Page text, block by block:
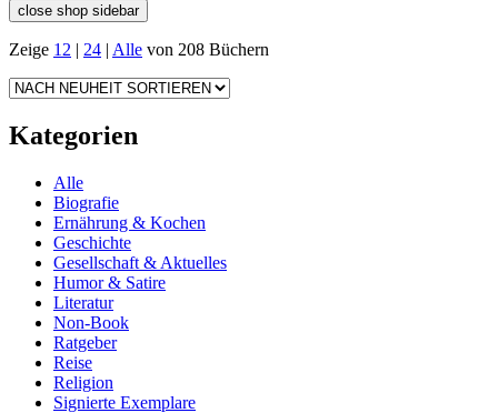
close shop sidebar
Zeige 12 | 24 | Alle von 208 Büchern
Kategorien
Alle
Biografie
Ernährung & Kochen
Geschichte
Gesellschaft & Aktuelles
Humor & Satire
Literatur
Non-Book
Ratgeber
Reise
Religion
Signierte Exemplare